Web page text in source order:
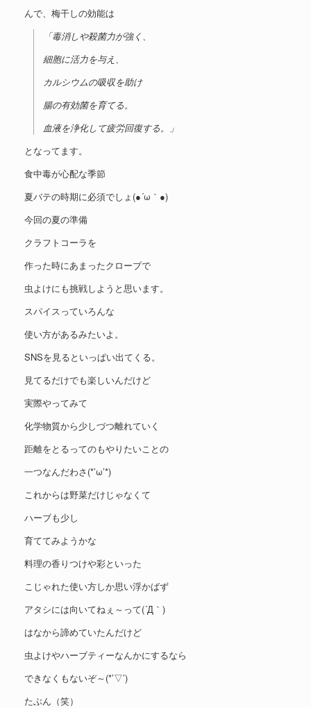
んで、梅干しの効能は
「毒消しや殺菌力が強く、
細胞に活力を与え、
カルシウムの吸収を助け
腸の有効菌を育てる。
血液を浄化して疲労回復する。」
となってます。
食中毒が心配な季節
夏バテの時期に必須でしょ(●´ω｀●)
今回の夏の準備
クラフトコーラを
作った時にあまったクローブで
虫よけにも挑戦しようと思います。
スパイスっていろんな
使い方があるみたいよ。
SNSを見るといっぱい出てくる。
見てるだけでも楽しいんだけど
実際やってみて
化学物質から少しづつ離れていく
距離をとるってのもやりたいことの
一つなんだわさ(*’ω’*)
これからは野菜だけじゃなくて
ハーブも少し
育ててみようかな
料理の香りつけや彩といった
こじゃれた使い方しか思い浮かばず
アタシには向いてねぇ～って(´Д｀)
はなから諦めていたんだけど
虫よけやハーブティーなんかにするなら
できなくもないぞ～(*’▽’)
たぶん（笑）